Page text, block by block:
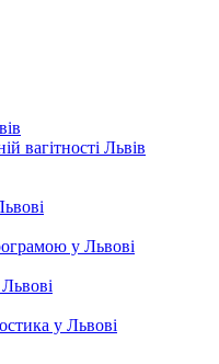
вагітності Львів
у Львові
у Львові